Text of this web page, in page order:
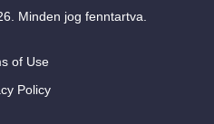
Minden jog fenntartva.
of Use
Policy